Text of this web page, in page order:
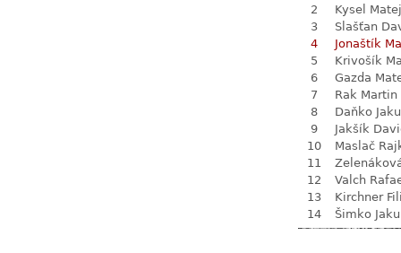
2
Kysel Matej
3
Slašťan
4
Jonaštík
5
Krivošík
6
Gazda
7
Rak Martin
8
Daňko
9
Jakšík
10
Maslač
11
12
Valch
13
Kirchner
14
Šimko